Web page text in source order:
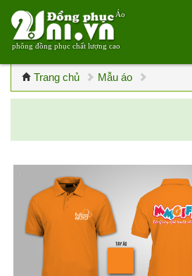
Áo
phông đồng phục chất lượng cao
Trang chủ Mẫu áo